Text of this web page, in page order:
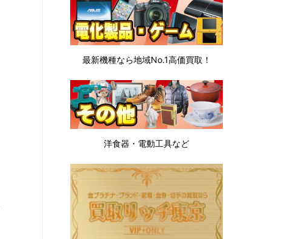
最新機種なら地域No.1高価買取！
洋食器・電動工具など